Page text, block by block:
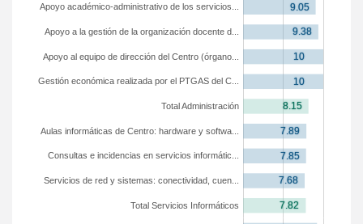
Total Servicios Informáticos
Servicios de red y sistemas: conectividad, cuen...
Consultas e incidencias en servicios informátic...
Aulas informáticas de Centro: hardware y softwa...
Total Administración
Gestión económica realizada por el PTGAS del C...
Apoyo al equipo de dirección del Centro (órgano...
Apoyo a la gestión de la organización docente d...
Apoyo académico-administrativo de los servicios...